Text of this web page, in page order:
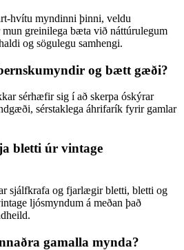
hvítu myndinni þinni, veldu
greinilega bæta við náttúrulegum
og sögulegu samhengi.
og bætt gæði?
sérhæfir sig í að skerpa óskýrar
sérstaklega áhrifarík fyrir gamlar
bletti úr vintage
sjálfkrafa og fjarlægir bletti, bletti og
ljósmyndum á meðan það
gamalla mynda?